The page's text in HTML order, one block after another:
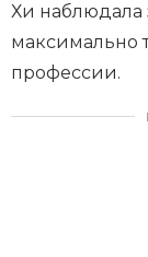
Хи наблюдала
максимально
профессии.